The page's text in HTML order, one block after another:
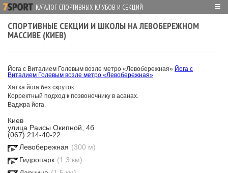
КАТАЛОГ СПОРТИВНЫХ КЛУБОВ И СЕКЦИЙ ≡
СПОРТИВНЫЕ СЕКЦИИ И ШКОЛЫ НА ЛЕВОБЕРЕЖНОМ
МАССИВЕ (КИЕВ)
Йога с Виталием Голевым возле метро «Левобережная» Йога с
Виталием Голевым возле метро «Левобережная»
Хатха йога без скруток.
Корректный подход к позвоночнику в асанах.
Ваджра йога.
Киев
улица Раисы Окипной, 4б
(067) 214-40-22
Левобережная (300 м)
Гидропарк (1.3 км)